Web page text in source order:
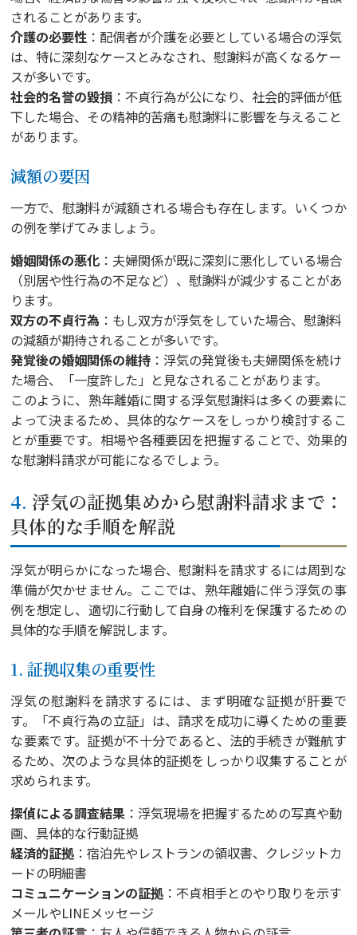
されることがあります。
介護の必要性 ：配偶者が介護を必要としている場合の浮気
は、特に深刻なケースとみなされ、慰謝料が高くなるケー
スが多いです。
社会的名誉の毀損 ：不貞行為が公になり、社会的評価が低
下した場合、その精神的苦痛も慰謝料に影響を与えること
があります。
減額の要因
一方で、慰謝料が減額される場合も存在します。いくつか
の例を挙げてみましょう。
婚姻関係の悪化 ：夫婦関係が既に深刻に悪化している場合
（別居や性行為の不足など）、慰謝料が減少することがあ
ります。
双方の不貞行為 ：もし双方が浮気をしていた場合、慰謝料
の減額が期待されることが多いです。
発覚後の婚姻関係の維持 ：浮気の発覚後も夫婦関係を続け
た場合、「一度許した」と見なされることがあります。
このように、熟年離婚に関する浮気慰謝料は多くの要素に
よって決まるため、具体的なケースをしっかり検討するこ
とが重要です。相場や各種要因を把握することで、効果的
な慰謝料請求が可能になるでしょう。
4. 浮気の証拠集めから慰謝料請求まで：
具体的な手順を解説
浮気が明らかになった場合、慰謝料を請求するには周到な
準備が欠かせません。ここでは、熟年離婚に伴う浮気の事
例を想定し、適切に行動して自身の権利を保護するための
具体的な手順を解説します。
1. 証拠収集の重要性
浮気の慰謝料を請求するには、まず明確な証拠が肝要で
す。「不貞行為の立証」は、請求を成功に導くための重要
な要素です。証拠が不十分であると、法的手続きが難航す
るため、次のような具体的証拠をしっかり収集することが
求められます。
探偵による調査結果 ：浮気現場を把握するための写真や動
画、具体的な行動証拠
経済的証拠 ：宿泊先やレストランの領収書、クレジットカ
ードの明細書
コミュニケーションの証拠 ：不貞相手とのやり取りを示す
メールやLINEメッセージ